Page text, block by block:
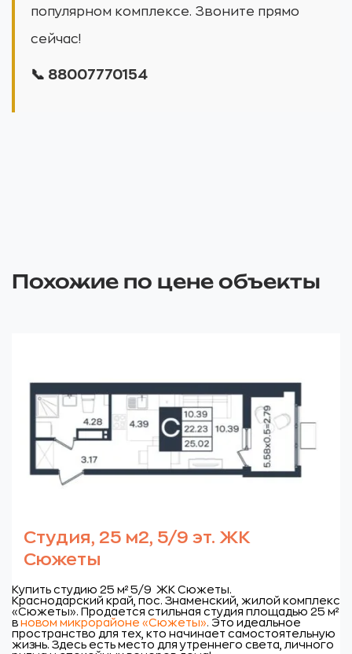
популярном комплексе. Звоните прямо
сейчас!
📞 88007770154
Похожие по цене объекты
Студия, 25 м2, 5/9 эт. ЖК
Сюжеты
Купить студию 25 м² 5/9 ЖК Сюжеты.
Краснодарский край, пос. Знаменский, жилой комплекс
«Сюжеты». Продается стильная студия площадью 25 м²
в новом микрорайоне «Сюжеты». Это идеальное
пространство для тех, кто начинает самостоятельную
жизнь. Здесь есть место для утреннего света, личного